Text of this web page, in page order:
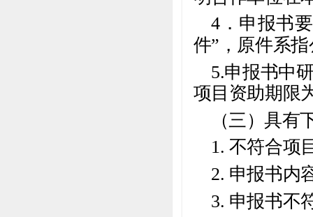
4．申报书
件”，原件系
5.申报书中
项目资助期限
（三）具有
1. 不符合项
2. 申报书内
3. 申报书不